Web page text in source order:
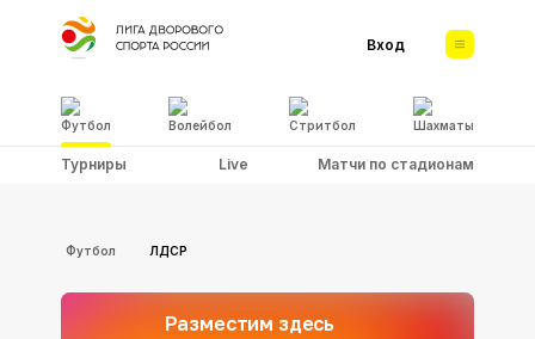
Футбол Волейбол Стритбол Шахматы
Вход
Турниры Live Матчи по стадионам
Футбол ЛДСР
Разместим здесь